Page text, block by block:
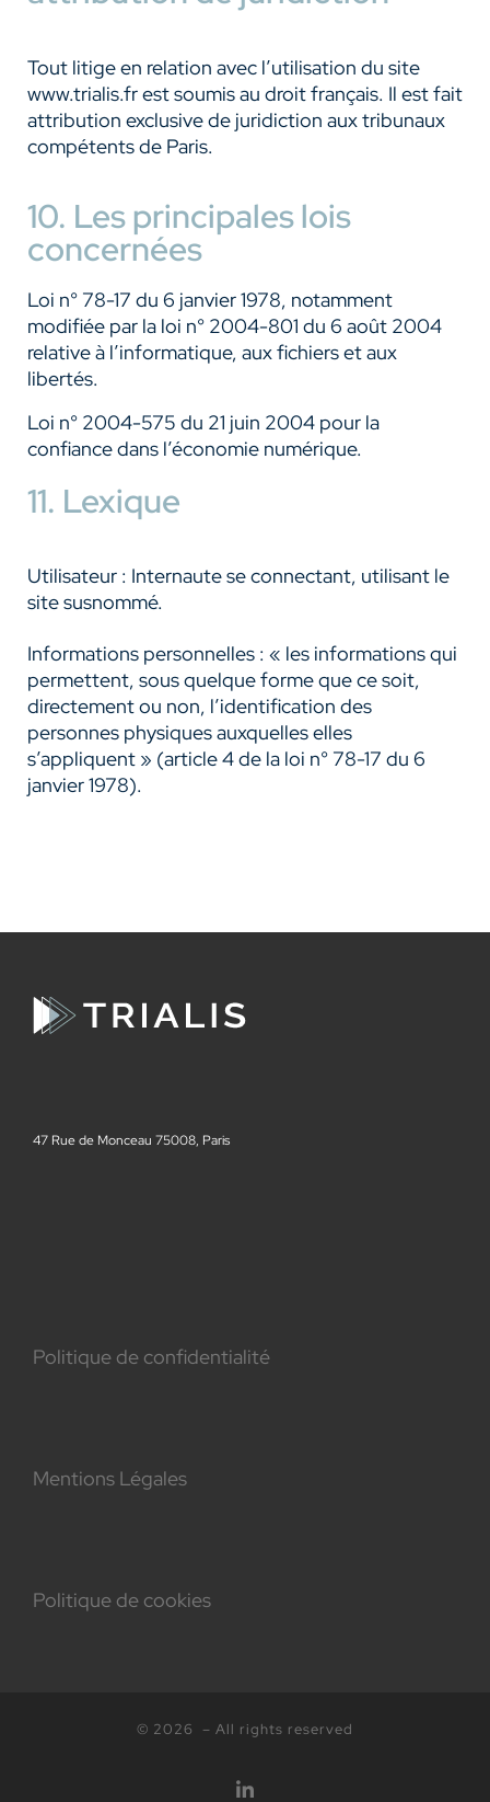
Tout litige en relation avec l’utilisation du site
www.trialis.fr est soumis au droit français. Il est fait
attribution exclusive de juridiction aux tribunaux
compétents de Paris.
10. Les principales lois
concernées
Loi n° 78-17 du 6 janvier 1978, notamment
modifiée par la loi n° 2004-801 du 6 août 2004
relative à l’informatique, aux fichiers et aux
libertés.
Loi n° 2004-575 du 21 juin 2004 pour la
confiance dans l’économie numérique.
11. Lexique
Utilisateur : Internaute se connectant, utilisant le
site susnommé.
Informations personnelles : « les informations qui
permettent, sous quelque forme que ce soit,
directement ou non, l’identification des
personnes physiques auxquelles elles
s’appliquent » (article 4 de la loi n° 78-17 du 6
janvier 1978).
47 Rue de Monceau 75008, Paris
Politique de confidentialité
Mentions Légales
Politique de cookies
© 2026 – All rights reserved